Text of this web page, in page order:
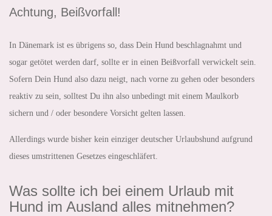
Achtung, Beißvorfall!
In Dänemark ist es übrigens so, dass Dein Hund beschlagnahmt und
sogar getötet werden darf, sollte er in einen Beißvorfall verwickelt sein.
Sofern Dein Hund also dazu neigt, nach vorne zu gehen oder besonders
reaktiv zu sein, solltest Du ihn also unbedingt mit einem Maulkorb
sichern und / oder besondere Vorsicht gelten lassen.
Allerdings wurde bisher kein einziger deutscher Urlaubshund aufgrund
dieses umstrittenen Gesetzes eingeschläfert.
Was sollte ich bei einem Urlaub mit
Hund im Ausland alles mitnehmen?